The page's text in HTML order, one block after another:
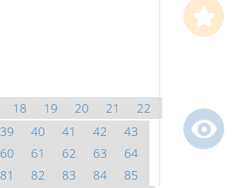
18 19 20 21
22
39 40 41 42
43
60 61 62 63
64
81 82 83 84
85